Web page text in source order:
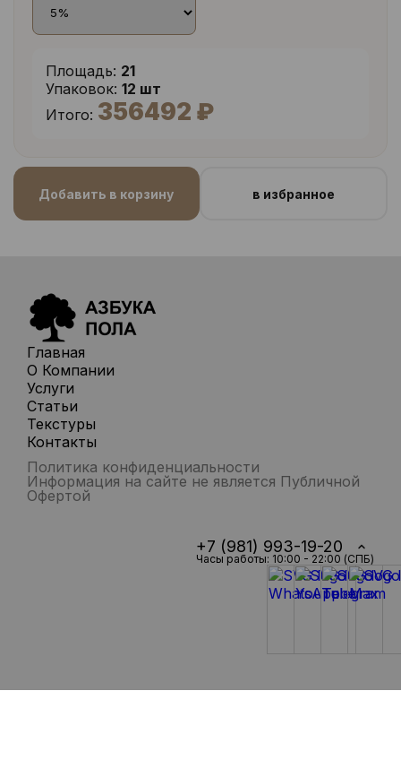
Площадь: 21
Упаковок: 12 шт
Итого: 356492 ₽
Добавить в корзину в избранное
Главная
О Компании
Услуги
Статьи
Текстуры
Контакты
Политика конфиденциальности
Информация на сайте не является Публичной
Офертой
+7 (981) 993-19-20
Часы работы: 10:00 - 22:00 (СПБ)